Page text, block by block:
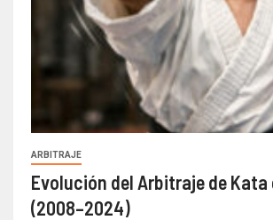
ARBITRAJE
Evolución del Arbitraje de Kata
(2008–2024)